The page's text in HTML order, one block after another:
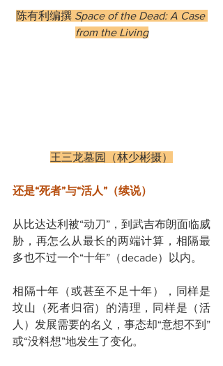
陈有利编撰 Space of the Dead: A Case
from the Living
王三龙墓园（林少彬摄）
还是“死者”与“活人”（续说）
从比达达利被“动刀”，到武吉布朗面临威
胁，再怎么从最长的两端计算，相隔最
多也不过一个“十年”（decade）以内。
相隔十年（或甚至不足十年），同样是
坟山（死者归宿）的清理，同样是（活
人）发展需要的名义，事态却“意想不到”
或“没料想”地发生了变化。